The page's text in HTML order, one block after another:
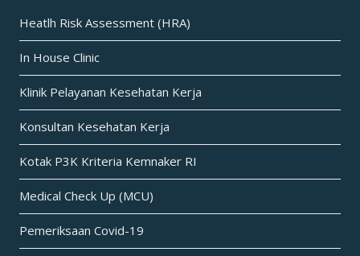
Heatlh Risk Assessment (HRA)
In House Clinic
Klinik Pelayanan Kesehatan Kerja
Konsultan Kesehatan Kerja
Kotak P3K Kriteria Kemnaker RI
Medical Check Up (MCU)
Pemeriksaan Covid-19